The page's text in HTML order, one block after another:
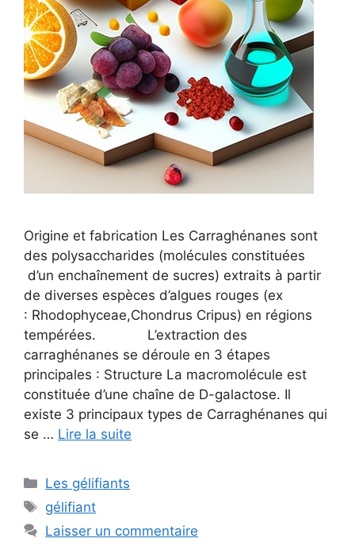
Origine et fabrication Les Carraghénanes sont
des polysaccharides (molécules constituées
d’un enchaînement de sucres) extraits à partir
de diverses espèces d’algues rouges (ex
: Rhodophyceae,Chondrus Cripus) en régions
tempérées. L’extraction des
carraghénanes se déroule en 3 étapes
principales : Structure La macromolécule est
constituée d’une chaîne de D-galactose. Il
existe 3 principaux types de Carraghénanes qui
se … Lire la suite
Catégories
Les gélifiants
Étiquettes
gélifiant
Laisser un commentaire